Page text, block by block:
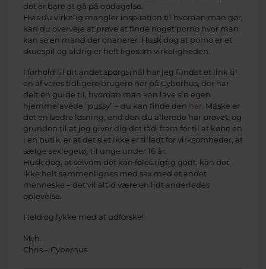
det er bare at gå på opdagelse.
Hvis du virkelig mangler inspiration til hvordan man gør,
kan du overveje at prøve at finde noget porno hvor man
kan se en mand der onanerer. Husk dog at porno er et
skuespil og aldrig er helt ligesom virkeligheden.
I forhold til dit andet spørgsmål har jeg fundet et link til
en af vores tidligere brugere her på Cyberhus, der har
delt en guide til, hvordan man kan lave sin egen
hjemmelavede “pussy” – du kan finde den her. Måske er
det en bedre løsning, end den du allerede har prøvet, og
grunden til at jeg giver dig det råd, frem for til at købe en
i en butik, er at det slet ikke er tilladt for virksomheder, at
sælge sexlegetøj til unge under 16 år.
Husk dog, at selvom det kan føles rigtig godt, kan det
ikke helt sammenlignes med sex med et andet
menneske – det vil altid være en lidt anderledes
oplevelse.
Held og lykke med at udforske!
Mvh.
Chris – Cyberhus